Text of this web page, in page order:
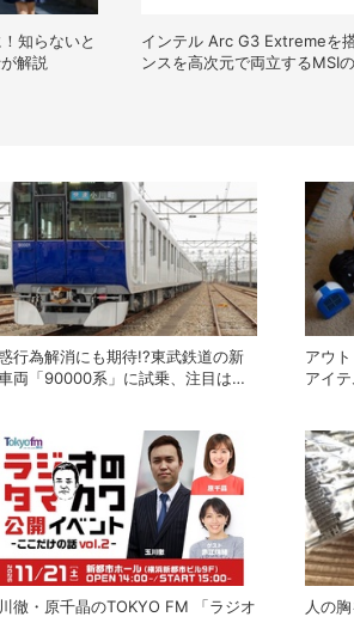
知らないと
解説
インテル Arc G3 Extremeを
ンスを高次元で両立するMSI
行為解消にも期待!?東武鉄道の新
両「90000系」に試乗、注目は逆
アウ
アイ
徹・原千晶のTOKYO FM 「ラジオ
人の